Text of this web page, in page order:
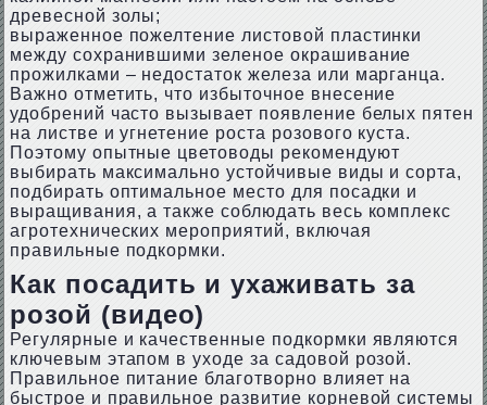
древесной золы;
выраженное пожелтение листовой пластинки
между сохранившими зеленое окрашивание
прожилками – недостаток железа или марганца.
Важно отметить, что избыточное внесение
удобрений часто вызывает появление белых пятен
на листве и угнетение роста розового куста.
Поэтому опытные цветоводы рекомендуют
выбирать максимально устойчивые виды и сорта,
подбирать оптимальное место для посадки и
выращивания, а также соблюдать весь комплекс
агротехнических мероприятий, включая
правильные подкормки.
Как посадить и ухаживать за
розой (видео)
Регулярные и качественные подкормки являются
ключевым этапом в уходе за садовой розой.
Правильное питание благотворно влияет на
быстрое и правильное развитие корневой системы